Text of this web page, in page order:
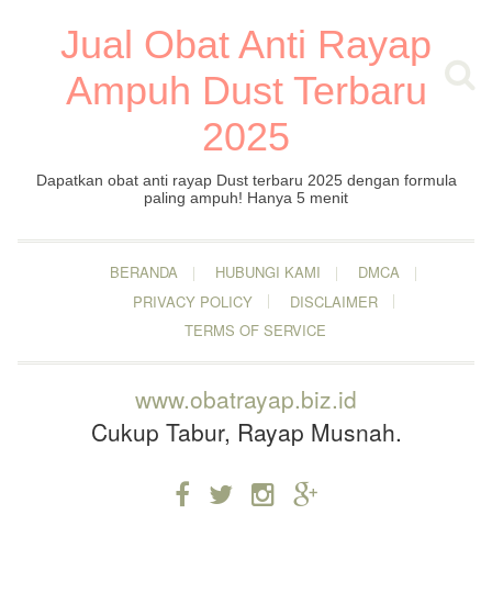
Jual Obat Anti Rayap
Ampuh Dust Terbaru
2025
Dapatkan obat anti rayap Dust terbaru 2025 dengan formula
paling ampuh! Hanya 5 menit
BERANDA HUBUNGI KAMI
DMCA
PRIVACY POLICY
DISCLAIMER
TERMS OF SERVICE
www.obatrayap.biz.id
Cukup Tabur, Rayap Musnah.